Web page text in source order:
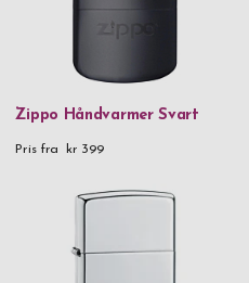
Zippo Håndvarmer Svart
Pris fra kr 399